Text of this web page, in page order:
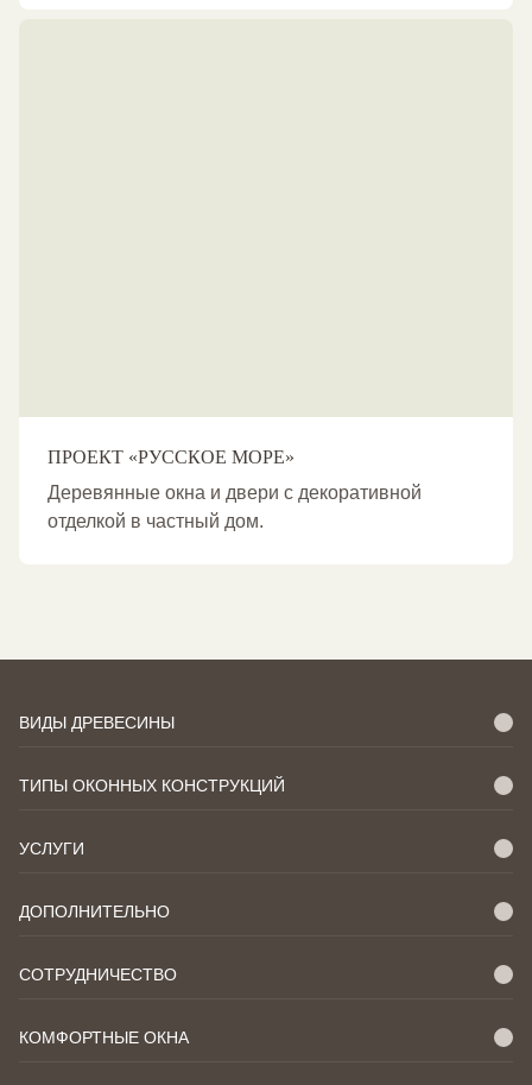
ПРОЕКТ «РУССКОЕ МОРЕ»
Деревянные окна и двери с декоративной
отделкой в частный дом.
ВИДЫ ДРЕВЕСИНЫ
ТИПЫ ОКОННЫХ КОНСТРУКЦИЙ
УСЛУГИ
ДОПОЛНИТЕЛЬНО
СОТРУДНИЧЕСТВО
КОМФОРТНЫЕ ОКНА